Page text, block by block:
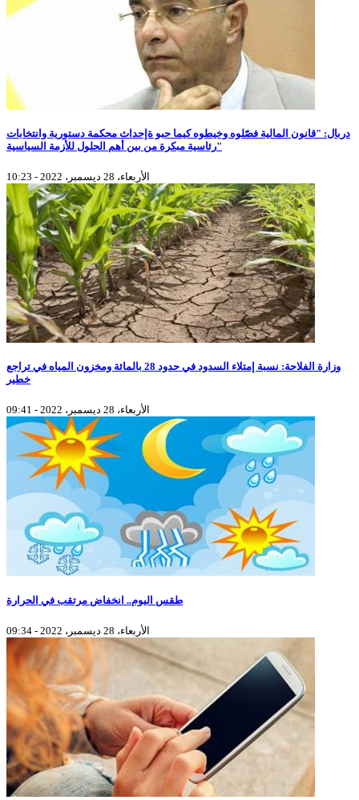
دربال: "قانون المالية فصّلوه وخيطوه كيما حبو ةإحداث محكمة دستورية وانتخابات
رئاسية مبكرة من بين أهم الحلول للأزمة السياسية"
الأربعاء، 28 ديسمبر، 2022 - 10:23
وزارة الفلاحة: نسبة إمتلاء السدود في حدود 28 بالمائة ومخزون المياه في تراجع
خطير
الأربعاء، 28 ديسمبر، 2022 - 09:41
طقس اليوم.. انخفاض مرتقب في الحرارة
الأربعاء، 28 ديسمبر، 2022 - 09:34